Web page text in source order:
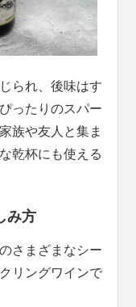
られ、後味はす
ったりのスパー
族や友人と集ま
乾杯にも使える
み方
さまざまなシー
リングワインで